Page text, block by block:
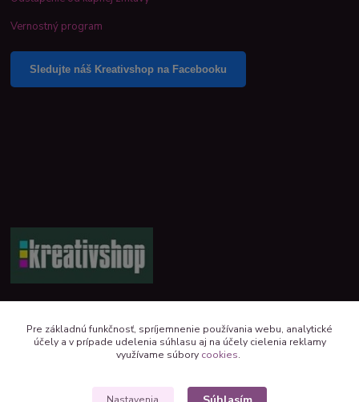
Vernostný program
Sledujte náš Kreativshop na Facebooku
kreativshop@kreativshop.sk
Pre základnú funkčnosť, spríjemnenie používania webu, analytické
účely a v prípade udelenia súhlasu aj na účely cielenia reklamy
využívame súbory cookies.